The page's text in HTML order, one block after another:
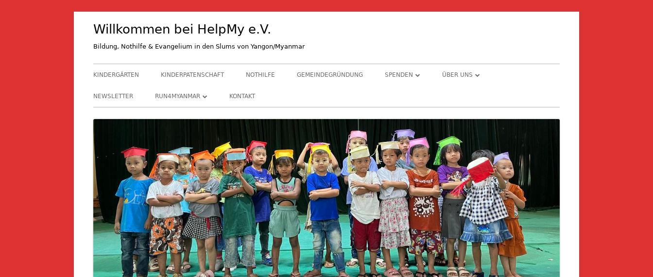
Willkommen bei HelpMy e.V.
Bildung, Nothilfe & Evangelium in den Slums von Yangon/Myanmar
Primäres
Menü
KINDERGÄRTEN KINDERPATENSCHAFT NOTHILFE GEMEINDEGRÜNDUNG SPENDEN
ALS KIRCHENGEMEINDE
HINTERGRUNDINFORMATIONEN
ÜBER UNS
NEWSLETTER RUN4MYANMAR
RUN4M 2021
KONTAKT